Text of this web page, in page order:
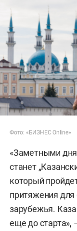
Фото: «БИЗНЕС Online»
«Заметными
станет
который
притяжения для
зарубежья.
еще до старта»,